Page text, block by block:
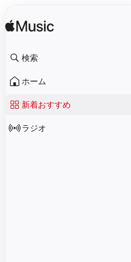
検索
ホーム
新着おすすめ
ラジオ